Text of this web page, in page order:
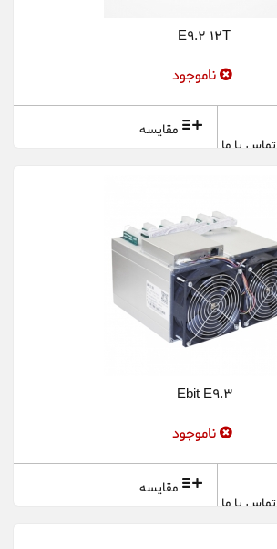
E9.2 12T
ناموجود
تماس با ما
مقایسه
Ebit E9.3
ناموجود
تماس با ما
مقایسه